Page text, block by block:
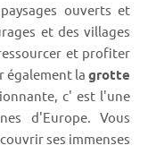
ouverts et
et des villages
et profiter
également la grotte
c' est l'une
d'Europe. Vous
ses immenses